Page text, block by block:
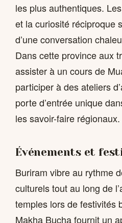
les plus authentiques.
et la curiosité réciproque
d’une conversation
Dans cette province aux
assister à un cours de
participer à des ateliers
porte d’entrée unique
les savoir-faire régionaux.
Événements et
Buriram vibre au rythme
culturels tout au long de
temples lors de festivités
Makha Bucha fournit un